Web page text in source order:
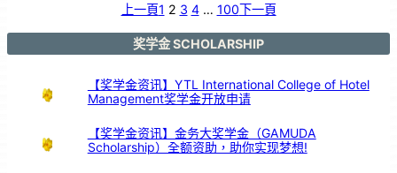
，
好
上一頁1 2 3 4 … 100下一頁
奖学金 SCHOLARSHIP
【奖学金资讯】YTL International College of Hotel
Management奖学金开放申请
【奖学金资讯】金务大奖学金（GAMUDA
Scholarship）全额资助，助你实现梦想!